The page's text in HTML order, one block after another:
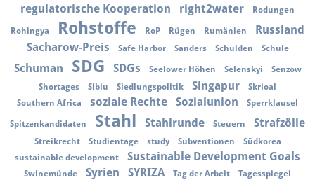
regulatorische Kooperation right2water Rodungen
Rohingya Rohstoffe RoP Rügen Rumänien
Russland
Sacharow-Preis
Safe Harbor Sanders Schulden Schule
Schuman SDG SDGs Seelower Höhen Selenskyi
Senzow
Shortages
Sibiu Siedlungspolitik Singapur
Skrioal
Southern Africa
soziale Rechte Sozialunion Sperrklausel
Spitzenkandidaten Stahl Stahlrunde Steuern Strafzölle
Streikrecht Studientage study Subventionen
Südkorea
sustainable development
Sustainable Development Goals
Swinemünde Syrien SYRIZA Tag der Arbeit
Tagesspiegel